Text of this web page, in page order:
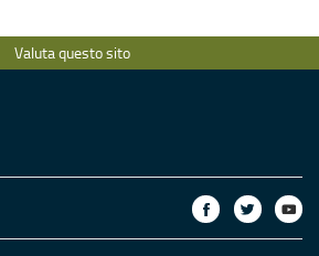
Valuta questo sito